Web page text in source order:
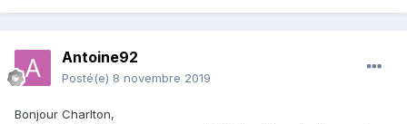
Antoine92
Posté(e) 8 novembre 2019
Bonjour Charlton,